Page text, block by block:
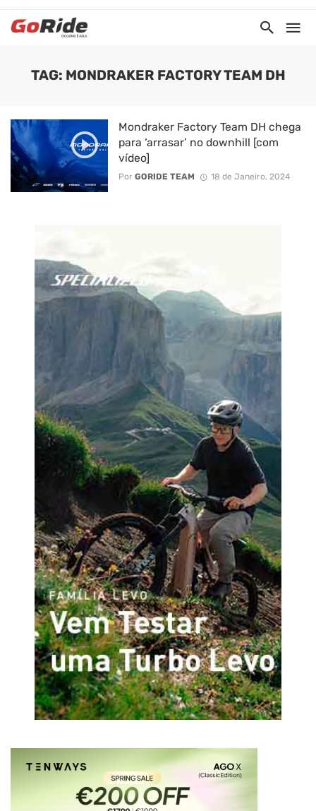
TAG: MONDRAKER FACTORY TEAM DH
Mondraker Factory Team DH chega
para ‘arrasar’ no downhill [com
vídeo]
Por GORIDE TEAM 18 de Janeiro, 2024